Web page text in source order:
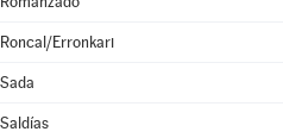
Roncal/Erronkari
Sada
Saldías